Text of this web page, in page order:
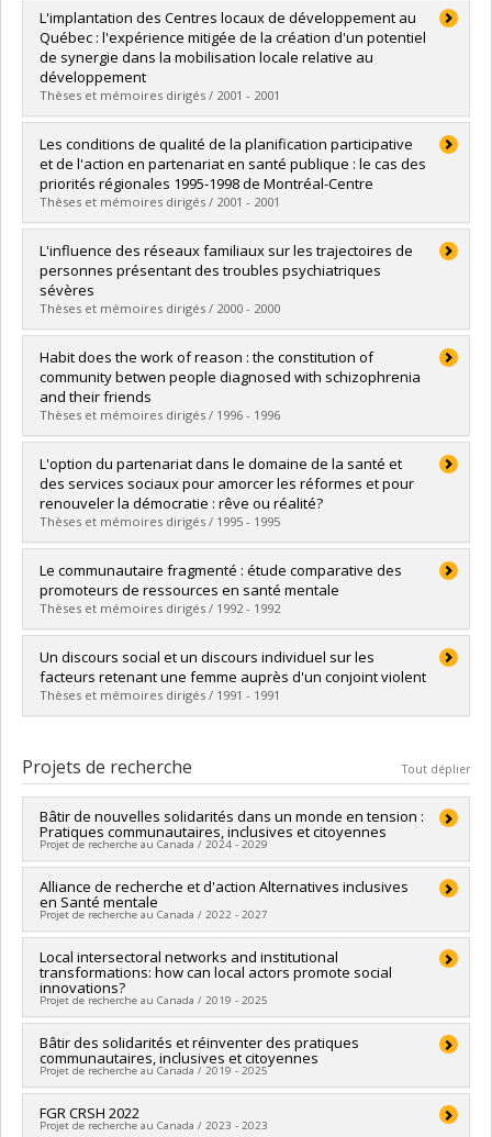
Diplômé(e) :D'Ovidio, Kathy
Cycle :Maîtrise
Diplôme obtenu :M. Sc.
Lien vers le document dans Papyrus
L'implantation des Centres locaux de développement au
Québec : l'expérience mitigée de la création d'un potentiel
de synergie dans la mobilisation locale relative au
développement
Thèses et mémoires dirigés / 2001 - 2001
Diplômé(e) :Lúcio, Olga
Cycle :Maîtrise
Diplôme obtenu :M. Sc.
Lien vers le document dans Papyrus
Les conditions de qualité de la planification participative
et de l'action en partenariat en santé publique : le cas des
priorités régionales 1995-1998 de Montréal-Centre
Thèses et mémoires dirigés / 2001 - 2001
Diplômé(e) :Bilodeau, Angèle
Cycle :Doctorat
Diplôme obtenu :
Lien vers le document dans Papyrus
L'influence des réseaux familiaux sur les trajectoires de
personnes présentant des troubles psychiatriques
sévères
Thèses et mémoires dirigés / 2000 - 2000
Diplômé(e) :Carpentier, Normand
Cycle :Doctorat
Diplôme obtenu :
Lien vers le document dans Papyrus
Habit does the work of reason : the constitution of
community betwen people diagnosed with schizophrenia
and their friends
Thèses et mémoires dirigés / 1996 - 1996
Diplômé(e) :Beal, Georgiana
Cycle :Doctorat
Diplôme obtenu :Ph. D.
Lien vers le document dans Papyrus
L'option du partenariat dans le domaine de la santé et
des services sociaux pour amorcer les réformes et pour
renouveler la démocratie : rêve ou réalité?
Thèses et mémoires dirigés / 1995 - 1995
Diplômé(e) :Billette, Isabelle
Cycle :Maîtrise
Diplôme obtenu :M. Sc.
Lien vers le document dans Papyrus
Le communautaire fragmenté : étude comparative des
promoteurs de ressources en santé mentale
Thèses et mémoires dirigés / 1992 - 1992
Diplômé(e) :Roberge, Marie-Claude
Cycle :Maîtrise
Diplôme obtenu :M. Sc.
Lien vers le document dans Papyrus
Un discours social et un discours individuel sur les
facteurs retenant une femme auprès d'un conjoint violent
Thèses et mémoires dirigés / 1991 - 1991
Cycle : Maîtrise
Diplôme obtenu :M. Sc.
Lien vers le document dans Papyrus
Projets de recherche Tout déplier
Bâtir de nouvelles solidarités dans un monde en tension :
Pratiques communautaires, inclusives et citoyennes
Projet de recherche au Canada / 2024 - 2029
Sources de financement :FRQSC/Fonds de recherche du
Québec - Société et culture (FQRSC)
Programmes de subvention :
Soutien aux équipes de recherche - Stade de développement
: Renouvellement
Alliance de recherche et d'action Alternatives inclusives
en Santé mentale
Projet de recherche au Canada / 2022 - 2027
Chercheur principal :Lourdès Rodriguez Del Barrio
Co-chercheurs : Deena White, Roxane Caron, Marie-Jeanne
Blain,Nassera Touati, Marie-Claire Rufagari
Richard,Isabelle Courcy,Jeanne-Marie Rugira,Nadia Duguay
,Isabelle Ruelland
Sources de financement :CRSH/Conseil de recherches en
sciences humaines du Canada
Programmes de subvention :PVXXXXXX-Initiative sur la race,
le genre et la diversité
Local intersectoral networks and institutional
transformations: how can local actors promote social
innovations?
Projet de recherche au Canada / 2019 - 2025
Chercheur principal :André-Anne Parent
Co-chercheurs :Deena White,Yves Couturier
Nassera Touati
Sources de financement :CRSH/Conseil de recherches en
Bâtir des solidarités et réinventer des pratiques
communautaires, inclusives et citoyennes
Projet de recherche au Canada / 2019 - 2025
Chercheur principal :
Co-chercheurs :Deena White ,Jean-François Pelletier
FGR CRSH 2022
Projet de recherche au Canada / 2023 - 2023